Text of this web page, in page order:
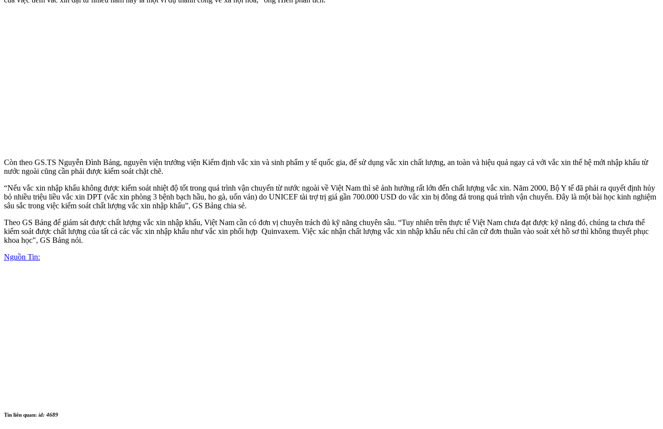
Còn theo GS.TS Nguyễn Đình Bảng, nguyên viện trưởng viện Kiểm định vắc xin và sinh phẩm y tế quốc gia, để sử dụng vắc xin chất lượng, an toàn và hiệu quả ngay cả với vắc xin thế hệ mới nhập khẩu từ
nước ngoài cũng cần phải được kiểm soát chặt chẽ.
“Nếu vắc xin nhập khẩu không được kiểm soát nhiệt độ tốt trong quá trình vận chuyển từ nước ngoài về Việt Nam thì sẽ ảnh hưởng rất lớn đến chất lượng vắc xin. Năm 2000, Bộ Y tế đã phải ra quyết định hủy
bỏ nhiều triệu liều vắc xin DPT (vắc xin phòng 3 bệnh bạch hầu, ho gà, uốn ván) do UNICEF tài trợ trị giá gần 700.000 USD do vắc xin bị đông đá trong quá trình vận chuyển. Đây là một bài học kinh nghiệm
sâu sắc trong việc kiểm soát chất lượng vắc xin nhập khẩu”, GS Bảng chia sẻ.
Theo GS Bảng để giám sát được chất lượng vắc xin nhập khẩu, Việt Nam cần có đơn vị chuyên trách đủ kỹ năng chuyên sâu. “Tuy nhiên trên thực tế Việt Nam chưa đạt được kỹ năng đó, chúng ta chưa thể
kiểm soát được chất lượng của tất cả các vắc xin nhập khẩu như vắc xin phối hợp Quinvaxem. Việc xác nhận chất lượng vắc xin nhập khẩu nếu chỉ căn cứ đơn thuần vào soát xét hồ sơ thì không thuyết phục
khoa học", GS Bảng nói.
Nguồn Tin:
Tin liên quan: id: 4689